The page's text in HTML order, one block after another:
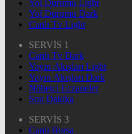
Yol Durumu Light
Yol Durumu Dark
Canlı Tv Light
SERVİS 1
Canlı Tv Dark
Yayın Akışları Light
Yayın Akışları Dark
Nöbetçi Eczaneler
Son Dakika
SERVİS 3
Canlı Borsa